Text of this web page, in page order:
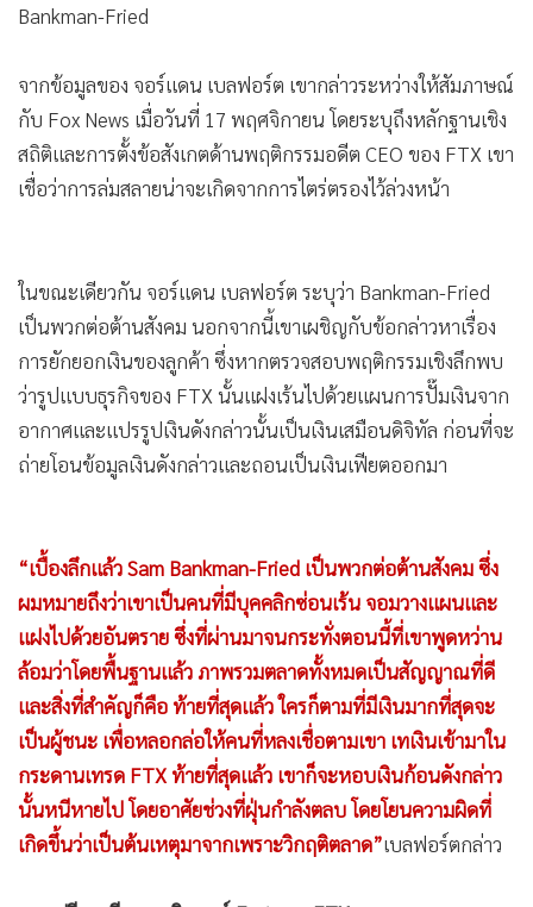
• อินโดจีน
• Celeb Online
• Factcheck
• ญี่ปุ่น
• News1
จากข้อมูลของ จอร์แดน เบลฟอร์ต เขากล่าวระหว่างให้สัมภาษณ์
กับ Fox News เมื่อวันที่ 17 พฤศจิกายน โดยระบุถึงหลักฐานเชิง
สถิติและการตั้งข้อสังเกตด้านพฤติกรรมอดีต CEO ของ FTX เขา
เชื่อว่าการล่มสลายน่าจะเกิดจากการไตร่ตรองไว้ล่วงหน้า
ในขณะเดียวกัน จอร์แดน เบลฟอร์ต ระบุว่า Bankman-Fried
เป็นพวกต่อต้านสังคม นอกจากนี้เขาเผชิญกับข้อกล่าวหาเรื่อง
การยักยอกเงินของลูกค้า ซึ่งหากตรวจสอบพฤติกรรมเชิงลึกพบ
ว่ารูปแบบธุรกิจของ FTX นั้นแฝงเร้นไปด้วยแผนการปั๊มเงินจาก
อากาศและแปรรูปเงินดังกล่าวนั้นเป็นเงินเสมือนดิจิทัล ก่อนที่จะ
ถ่ายโอนข้อมูลเงินดังกล่าวและถอนเป็นเงินเฟียตออกมา
“เบื้องลึกแล้ว Sam Bankman-Fried เป็นพวกต่อต้านสังคม ซึ่ง
ผมหมายถึงว่าเขาเป็นคนที่มีบุคคลิกซ่อนเร้น จอมวางแผนและ
แฝงไปด้วยอันตราย ซึ่งที่ผ่านมาจนกระทั่งตอนนี้ที่เขาพูดหว่าน
ล้อมว่าโดยพื้นฐานแล้ว ภาพรวมตลาดทั้งหมดเป็นสัญญาณที่ดี
และสิ่งที่สำคัญก็คือ ท้ายที่สุดแล้ว ใครก็ตามที่มีเงินมากที่สุดจะ
เป็นผู้ชนะ เพื่อหลอกล่อให้คนที่หลงเชื่อตามเขา เทเงินเข้ามาใน
กระดานเทรด FTX ท้ายที่สุดแล้ว เขาก็จะหอบเงินก้อนดังกล่าว
นั้นหนีหายไป โดยอาศัยช่วงที่ฝุ่นกำลังตลบ โดยโยนความผิดที่
เกิดขึ้นว่าเป็นต้นเหตุมาจากเพราะวิกฤติตลาด”เบลฟอร์ตกล่าว
การเปรียบเทียบพฤติการณ์ Frat ของ FTX